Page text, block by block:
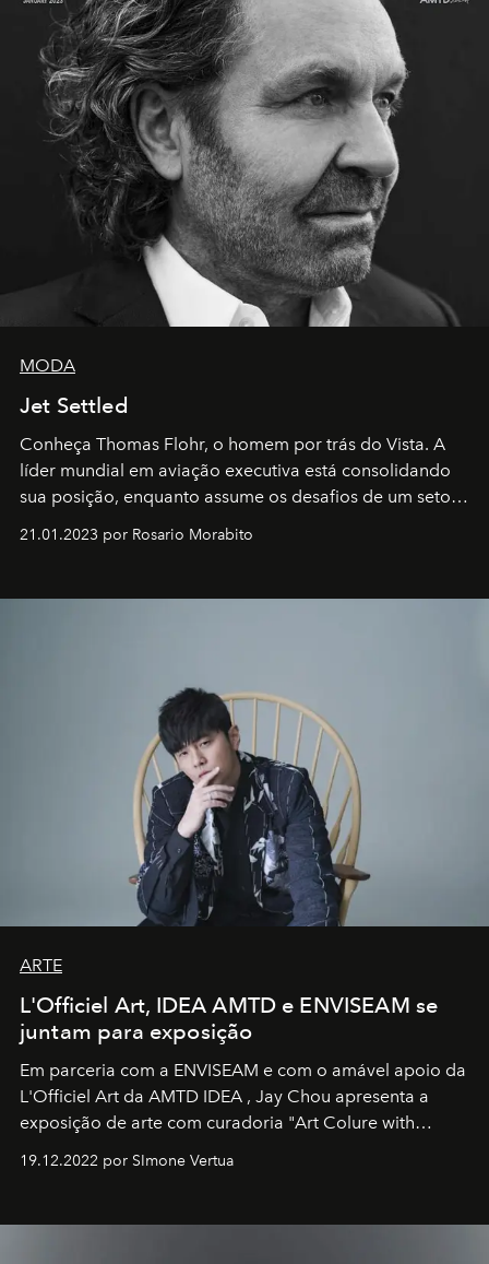
MODA
Jet Settled
Conheça Thomas Flohr, o homem por trás do Vista. A
líder mundial em aviação executiva está consolidando
sua posição, enquanto assume os desafios de um setor
em rápida evolução e redefinindo o conceito de luxo
21.01.2023 por Rosario Morabito
ARTE
L'Officiel Art, IDEA AMTD e ENVISEAM se
juntam para exposição
Em parceria com a ENVISEAM e com o amável apoio da
L'Officiel Art da AMTD IDEA , Jay Chou apresenta a
exposição de arte com curadoria "Art Colure with
19.12.2022 por SImone Vertua